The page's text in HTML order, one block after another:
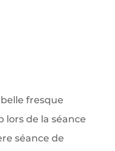
fresque
lors de la séance
séance de